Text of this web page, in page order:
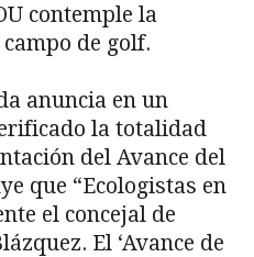
contemple la
de golf.
anuncia en un
la totalidad
del Avance del
que “Ecologistas en
el concejal de
El ‘Avance de